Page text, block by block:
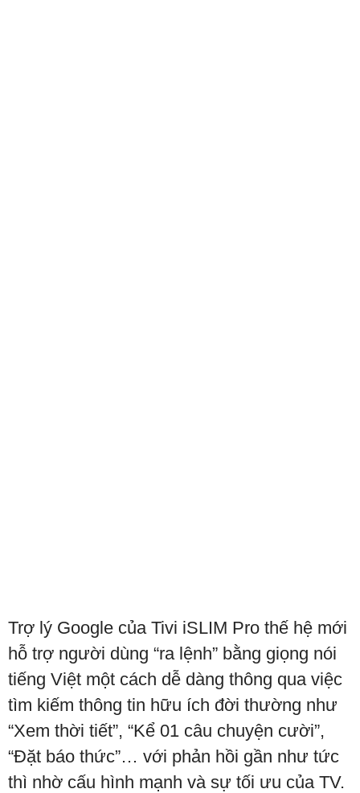
Trợ lý Google của Tivi iSLIM Pro thế hệ mới
hỗ trợ người dùng “ra lệnh” bằng giọng nói
tiếng Việt một cách dễ dàng thông qua việc
tìm kiếm thông tin hữu ích đời thường như
“Xem thời tiết”, “Kể 01 câu chuyện cười”,
“Đặt báo thức”… với phản hồi gần như tức
thì nhờ cấu hình mạnh và sự tối ưu của TV.